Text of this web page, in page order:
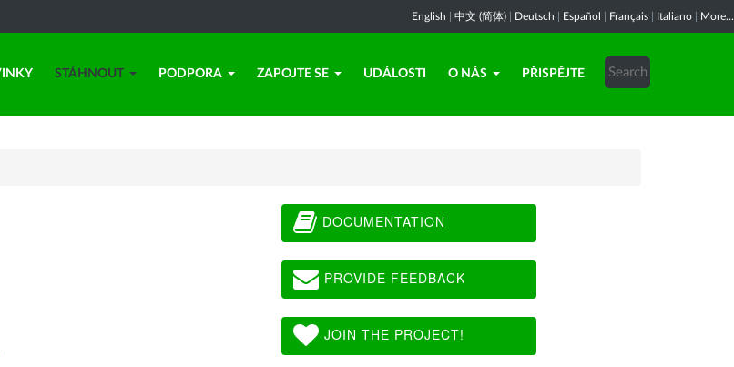
English 中文 (简体) Deutsch Español Français Italiano More...
STÁHNOUT PODPORA ZAPOJTE SE UDÁLOSTI O NÁS PŘISPĚJTE
DOCUMENTATION
PROVIDE FEEDBACK
JOIN THE PROJECT!